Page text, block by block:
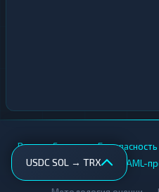
USDC SOL → TRX
Вики • Города •
AML-